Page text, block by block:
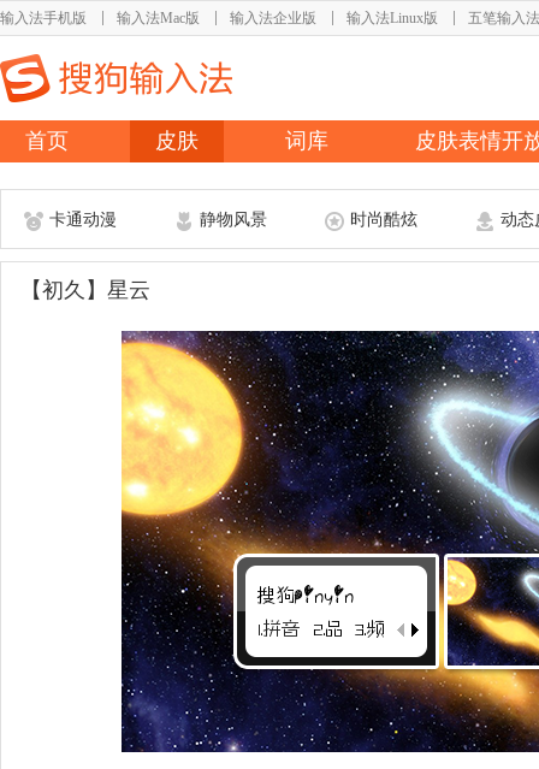
输入法手机版 输入法Mac版 输入法企业版 输入法Linux版 五笔输入法
首页 皮肤 词库 皮肤表情开
卡通动漫 静物风景 时尚酷炫 动态
【初久】星云